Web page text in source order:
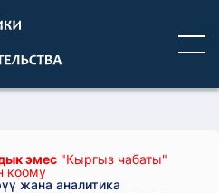
эмес "Кыргыз чабаты"
коому
жана аналитика